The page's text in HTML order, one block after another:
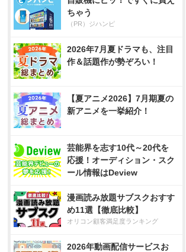
ちゃう
（PR）ジハンピ
2026年7月夏ドラマも、注目
作＆話題作が勢ぞろい！
【夏アニメ2026】7月期夏の
新アニメを一挙紹介！
芸能界を志す10代～20代を
応援！オーディション・スク
ール情報はDeview
漫画読み放題サブスクおすす
め11選【徹底比較】
オリコン顧客満足度ランキング
2026年動画配信サービスお